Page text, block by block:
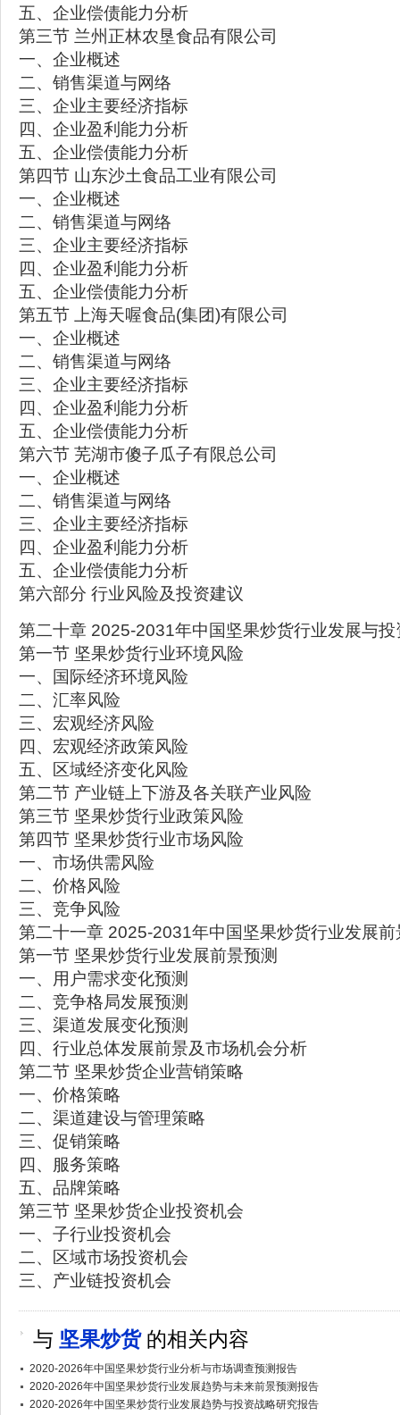
五、企业偿债能力分析
第三节 兰州正林农垦食品有限公司
一、企业概述
二、销售渠道与网络
三、企业主要经济指标
四、企业盈利能力分析
五、企业偿债能力分析
第四节 山东沙土食品工业有限公司
一、企业概述
二、销售渠道与网络
三、企业主要经济指标
四、企业盈利能力分析
五、企业偿债能力分析
第五节 上海天喔食品(集团)有限公司
一、企业概述
二、销售渠道与网络
三、企业主要经济指标
四、企业盈利能力分析
五、企业偿债能力分析
第六节 芜湖市傻子瓜子有限总公司
一、企业概述
二、销售渠道与网络
三、企业主要经济指标
四、企业盈利能力分析
五、企业偿债能力分析
第六部分 行业风险及投资建议
第二十章 2025-2031年中国坚果炒货行业发展与
第一节 坚果炒货行业环境风险
一、国际经济环境风险
二、汇率风险
三、宏观经济风险
四、宏观经济政策风险
五、区域经济变化风险
第二节 产业链上下游及各关联产业风险
第三节 坚果炒货行业政策风险
第四节 坚果炒货行业市场风险
一、市场供需风险
二、价格风险
三、竞争风险
第二十一章 2025-2031年中国坚果炒货行业发展
第一节 坚果炒货行业发展前景预测
一、用户需求变化预测
二、竞争格局发展预测
三、渠道发展变化预测
四、行业总体发展前景及市场机会分析
第二节 坚果炒货企业营销策略
一、价格策略
二、渠道建设与管理策略
三、促销策略
四、服务策略
五、品牌策略
第三节 坚果炒货企业投资机会
一、子行业投资机会
二、区域市场投资机会
三、产业链投资机会
与 坚果炒货的相关内容
2020-2026年中国坚果炒货行业分析与市场调查预测报告
2020-2026年中国坚果炒货行业发展趋势与未来前景预测报告
2020-2026年中国坚果炒货行业发展趋势与投资战略研究报告